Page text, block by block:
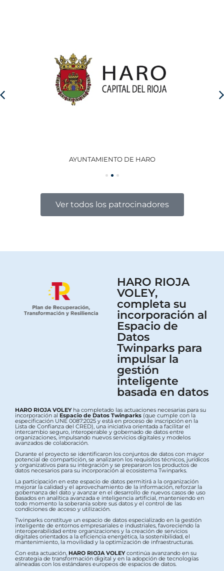
AYUNTAMIENTO DE HARO
Ver todos los patrocinadores
HARO RIOJA
VOLEY,
completa su
incorporación al
Espacio de
Datos
Twinparks para
impulsar la
gestión
inteligente
basada en datos
HARO RIOJA VOLEYha completado las actuaciones necesarias para su
incorporación al Espacio de Datos Twinparks (que cumple con la
especificación UNE 0087:2025 y está en proceso de inscripción en la
Lista de Confianza del CRED), una iniciativa orientada a facilitar el
intercambio seguro, interoperable y gobernado de datos entre
organizaciones, impulsando nuevos servicios digitales y modelos
avanzados de colaboración.
Durante el proyecto se identificaron los conjuntos de datos con mayor
potencial de compartición, se analizaron los requisitos técnicos, jurídicos
y organizativos para su integración y se prepararon los productos de
datos necesarios para su incorporación al ecosistema Twinparks.
La participación en este espacio de datos permitirá a la organización
mejorar la calidad y el aprovechamiento de la información, reforzar la
gobernanza del dato y avanzar en el desarrollo de nuevos casos de uso
basados en analítica avanzada e inteligencia artificial, manteniendo en
todo momento la soberanía sobre sus datos y el control de las
condiciones de acceso y utilización.
Twinparks constituye un espacio de datos especializado en la gestión
inteligente de entornos empresariales e industriales, favoreciendo la
interoperabilidad entre organizaciones y la creación de servicios
digitales orientados a la eficiencia energética, la sostenibilidad, el
mantenimiento, la movilidad y la optimización de infraestructuras.
Con esta actuación, HARO RIOJA VOLEYcontinúa avanzando en su
estrategia de transformación digital y en la adopción de tecnologías
alineadas con los estándares europeos de espacios de datos.